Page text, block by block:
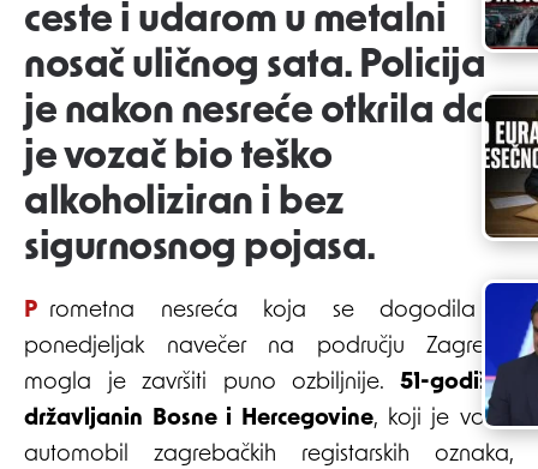
ceste i udarom u metalni
nosač uličnog sata. Policija
je nakon nesreće otkrila da
je vozač bio teško
alkoholiziran i bez
sigurnosnog pojasa.
Prometna nesreća koja se dogodila u
ponedjeljak navečer na području Zagreba
mogla je završiti puno ozbiljnije. 51-godišnji
državljanin Bosne i Hercegovine, koji je vozio
automobil zagrebačkih registarskih oznaka,